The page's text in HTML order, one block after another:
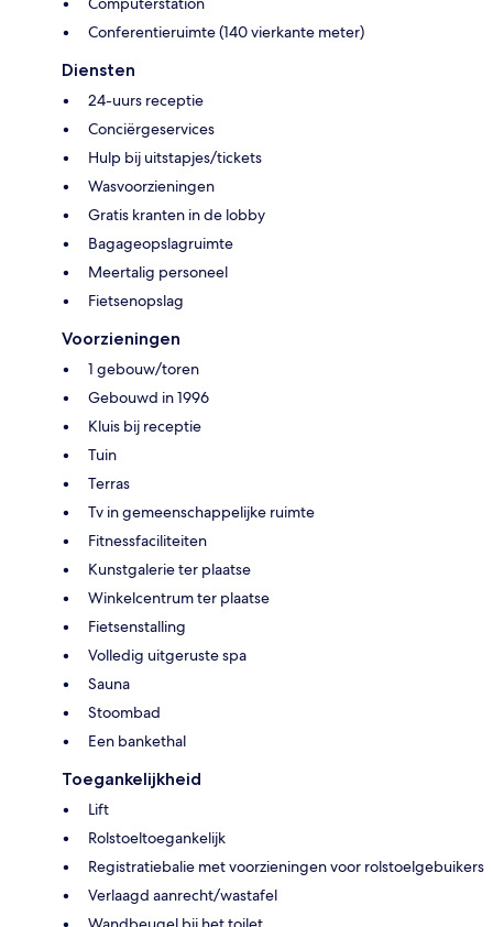
Conferentieruimte (140 vierkante meter)
Diensten
24-uurs receptie
Conciërgeservices
Hulp bij uitstapjes/tickets
Wasvoorzieningen
Gratis kranten in de lobby
Bagageopslagruimte
Meertalig personeel
Fietsenopslag
Voorzieningen
1 gebouw/toren
Gebouwd in 1996
Kluis bij receptie
Tuin
Terras
Tv in gemeenschappelijke ruimte
Fitnessfaciliteiten
Kunstgalerie ter plaatse
Winkelcentrum ter plaatse
Fietsenstalling
Volledig uitgeruste spa
Sauna
Stoombad
Een bankethal
Toegankelijkheid
Lift
Rolstoeltoegankelijk
Registratiebalie met voorzieningen voor rolstoelgebuikers
Verlaagd aanrecht/wastafel